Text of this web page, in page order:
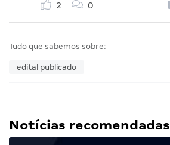
2 0
Tudo que sabemos sobre:
edital publicado
Notícias recomendadas